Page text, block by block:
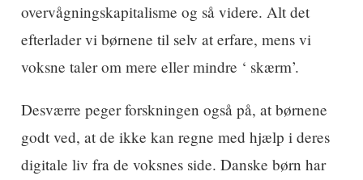
overvågningskapitalisme og så videre. Alt det
efterlader vi børnene til selv at erfare, mens vi
voksne taler om mere eller mindre ‘ skærm’.
Desværre peger forskningen også på, at børnene
godt ved, at de ikke kan regne med hjælp i deres
digitale liv fra de voksnes side. Danske børn har